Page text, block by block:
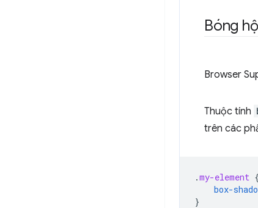
Bóng
Browser
Thuộc tính
trên các
.my-element {
box-
}